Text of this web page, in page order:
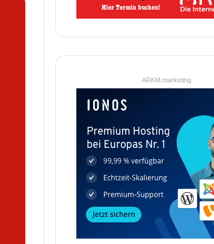
ARKM.marketing